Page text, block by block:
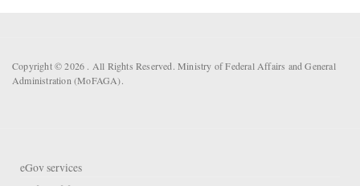
Copyright © 2026 . All Rights Reserved. Ministry of Federal Affairs and General
Administration (MoFAGA).
eGov services